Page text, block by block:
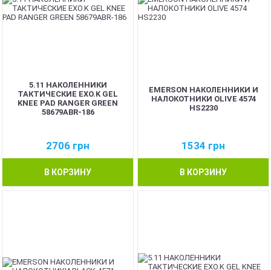
5.11 НАКОЛЕННИКИ
ТАКТИЧЕСКИЕ EXO.K GEL
KNEE PAD RANGER GREEN
58679ABR-186
2706 грн
В КОРЗИНУ
EMERSON НАКОЛЕННИКИ И
НАЛОКОТНИКИ OLIVE 4574
HS2230
1534 грн
В КОРЗИНУ